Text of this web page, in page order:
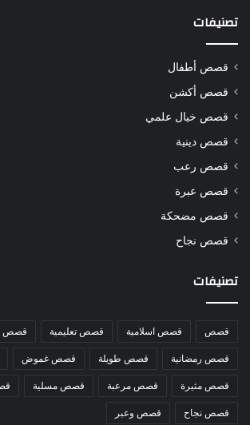
تصنيفات
قصص أطفال
قصص أكشن
قصص خيال علمي
قصص دينية
قصص رعب
قصص عبرة
قصص مضحكة
قصص نجاح
تصنيفات
قصص قصص اسلامية قصص تعليمية قصص
قصص رمضانية قصص طويلة قصص غموض
قصص مثيرة قصص مرعبة قصص مسلية
قصص نجاح قصص وعبر